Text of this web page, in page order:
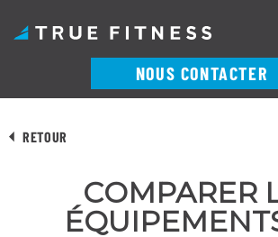
to
NOUS CONTACTER
RETOUR
COMPARER